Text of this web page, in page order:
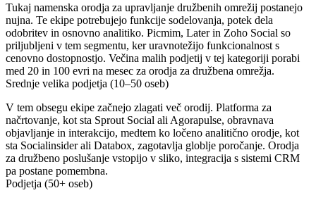
Tukaj namenska orodja za upravljanje družbenih omrežij postanejo
nujna. Te ekipe potrebujejo funkcije sodelovanja, potek dela
odobritev in osnovno analitiko. Picmim, Later in Zoho Social so
priljubljeni v tem segmentu, ker uravnotežijo funkcionalnost s
cenovno dostopnostjo. Večina malih podjetij v tej kategoriji porabi
med 20 in 100 evri na mesec za orodja za družbena omrežja.
Srednje velika podjetja (10–50 oseb)
V tem obsegu ekipe začnejo zlagati več orodij. Platforma za
načrtovanje, kot sta Sprout Social ali Agorapulse, obravnava
objavljanje in interakcijo, medtem ko ločeno analitično orodje, kot
sta Socialinsider ali Databox, zagotavlja globlje poročanje. Orodja
za družbeno poslušanje vstopijo v sliko, integracija s sistemi CRM
pa postane pomembna.
Podjetja (50+ oseb)